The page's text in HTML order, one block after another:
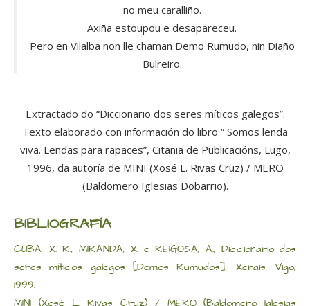
no meu caralliño.
Axiña estoupou e desapareceu.
Pero en Vilalba non lle chaman Demo Rumudo, nin Diaño
Bulreiro.
Extractado do “Diccionario dos seres míticos galegos”.
Texto elaborado con información do libro “ Somos lenda
viva. Lendas para rapaces”, Citania de Publicacións, Lugo,
1996, da autoría de MINI (Xosé L. Rivas Cruz) / MERO
(Baldomero Iglesias Dobarrio).
BIBLIOGRAFÍA
CUBA, X. R., MIRANDA, X. e REIGOSA, A., Diccionario dos
seres míticos galegos [Demos Rumudos], Xerais, Vigo,
1999.